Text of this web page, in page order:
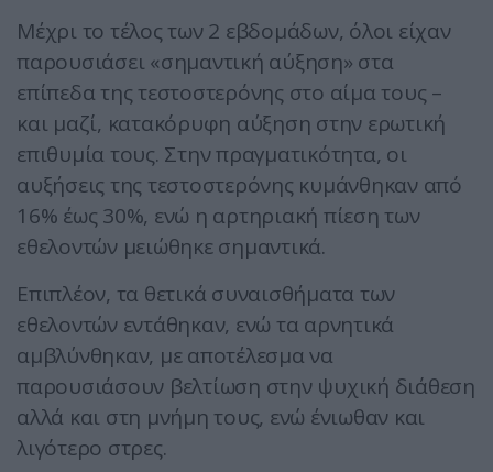
Μέχρι το τέλος των 2 εβδομάδων, όλοι είχαν
παρουσιάσει «σημαντική αύξηση» στα
επίπεδα της τεστοστερόνης στο αίμα τους –
και μαζί, κατακόρυφη αύξηση στην ερωτική
επιθυμία τους. Στην πραγματικότητα, οι
αυξήσεις της τεστοστερόνης κυμάνθηκαν από
16% έως 30%, ενώ η αρτηριακή πίεση των
εθελοντών μειώθηκε σημαντικά.
Επιπλέον, τα θετικά συναισθήματα των
εθελοντών εντάθηκαν, ενώ τα αρνητικά
αμβλύνθηκαν, με αποτέλεσμα να
παρουσιάσουν βελτίωση στην ψυχική διάθεση
αλλά και στη μνήμη τους, ενώ ένιωθαν και
λιγότερο στρες.